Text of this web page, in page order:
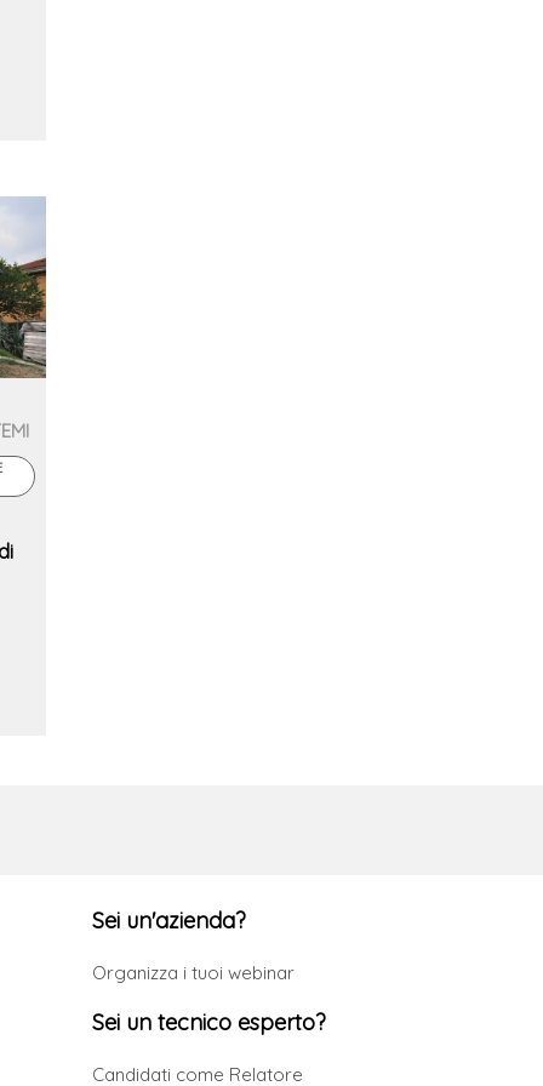
Sei un'azienda?
Organizza i tuoi webinar
Sei un tecnico esperto?
Candidati come Relatore